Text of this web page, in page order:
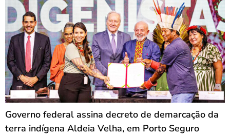
Governo federal assina decreto de demarcação da
terra indígena Aldeia Velha, em Porto Seguro